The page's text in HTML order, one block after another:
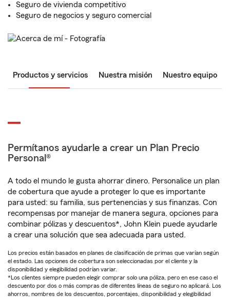
Seguro de vivienda competitivo
Seguro de negocios y seguro comercial
Productos y servicios Nuestra misión Nuestro equipo
Permítanos ayudarle a crear un Plan Precio
Personal®
A todo el mundo le gusta ahorrar dinero. Personalice un plan
de cobertura que ayude a proteger lo que es importante
para usted: su familia, sus pertenencias y sus finanzas. Con
recompensas por manejar de manera segura, opciones para
combinar pólizas y descuentos*, John Klein puede ayudarle
a crear una solución que sea adecuada para usted.
Los precios están basados en planes de clasificación de primas que varían según
el estado. Las opciones de cobertura son seleccionadas por el cliente y la
disponibilidad y elegibilidad podrían variar.
*Los clientes siempre pueden elegir comprar solo una póliza, pero en ese caso el
descuento por dos o más compras de diferentes líneas de seguro no aplicará. Los
ahorros, nombres de los descuentos, porcentajes, disponibilidad y elegibilidad